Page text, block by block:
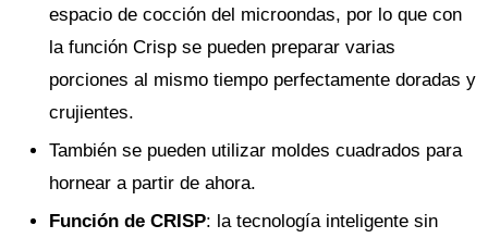
espacio de cocción del microondas, por lo que con
la función Crisp se pueden preparar varias
porciones al mismo tiempo perfectamente doradas y
crujientes.
También se pueden utilizar moldes cuadrados para
hornear a partir de ahora.
Función de CRISP: la tecnología inteligente sin